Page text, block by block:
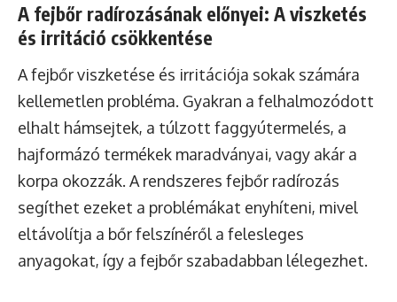
A fejbőr radírozásának előnyei: A viszketés
és irritáció csökkentése
A fejbőr viszketése és irritációja sokak számára
kellemetlen probléma. Gyakran a felhalmozódott
elhalt hámsejtek, a túlzott faggyútermelés, a
hajformázó termékek maradványai, vagy akár a
korpa okozzák. A rendszeres fejbőr radírozás
segíthet ezeket a problémákat enyhíteni, mivel
eltávolítja a bőr felszínéről a felesleges
anyagokat, így a fejbőr szabadabban lélegezhet.